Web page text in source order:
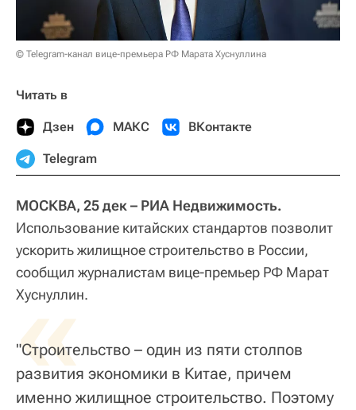
© Telegram-канал вице-премьера РФ Марата Хуснуллина
Читать в
Дзен МАКС ВКонтакте
Telegram
МОСКВА, 25 дек – РИА Недвижимость.
Использование китайских стандартов позволит
ускорить жилищное строительство в России,
сообщил журналистам вице-премьер РФ Марат
Хуснуллин.
«
"Строительство – один из пяти столпов
развития экономики в Китае, причем
именно жилищное строительство. Поэтому